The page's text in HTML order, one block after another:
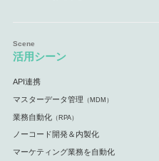
活用シーン
API連携
マスターデータ管理 （MDM）
業務自動化（RPA）
ノーコード開発＆内製化
マーケティング業務を自動化